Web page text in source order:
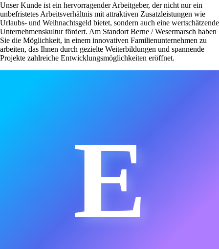
Unser Kunde ist ein hervorragender Arbeitgeber, der nicht nur ein
unbefristetes Arbeitsverhältnis mit attraktiven Zusatzleistungen wie
Urlaubs- und Weihnachtsgeld bietet, sondern auch eine wertschätzende
Unternehmenskultur fördert. Am Standort Berne / Wesermarsch haben
Sie die Möglichkeit, in einem innovativen Familienunternehmen zu
arbeiten, das Ihnen durch gezielte Weiterbildungen und spannende
Projekte zahlreiche Entwicklungsmöglichkeiten eröffnet.
E